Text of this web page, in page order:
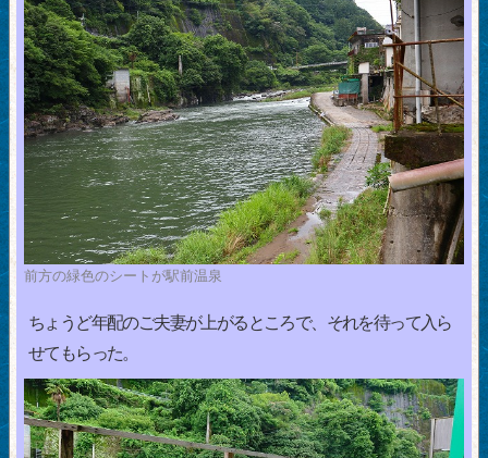
前方の緑色のシートが駅前温泉
ちょうど年配のご夫妻が上がるところで、それを待って入ら
せてもらった。